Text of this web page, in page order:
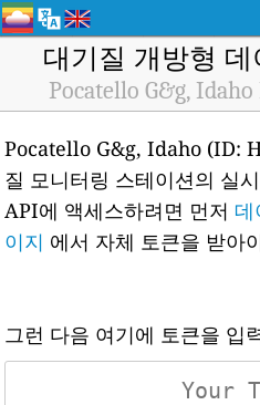
대기질 개방형
Pocatello G&g,
Pocatello G&g, Idaho (ID:
질 모니터링 스테이션의 실
API에 액세스하려면 먼저 데
이지 에서 자체 토큰을 받아
그런 다음 여기에 토큰을 입